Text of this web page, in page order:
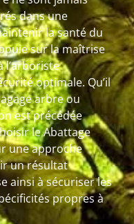
dans une
la santé du
sur la maîtrise
l’arboriste
optimale. Qu’il
arbre ou
est précédée
le Abattage
une approche
un résultat
ainsi à sécuriser les
propres à